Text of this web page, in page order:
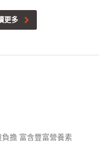
更多
負擔 富含豐富營養素